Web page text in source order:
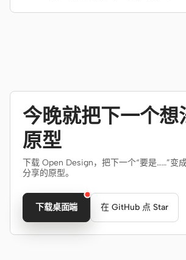
今晚就把下一个想
原型
下载 Open Design，把下一个“要是……”变
分享的原型。
下载桌面端 在 GitHub 点 Star